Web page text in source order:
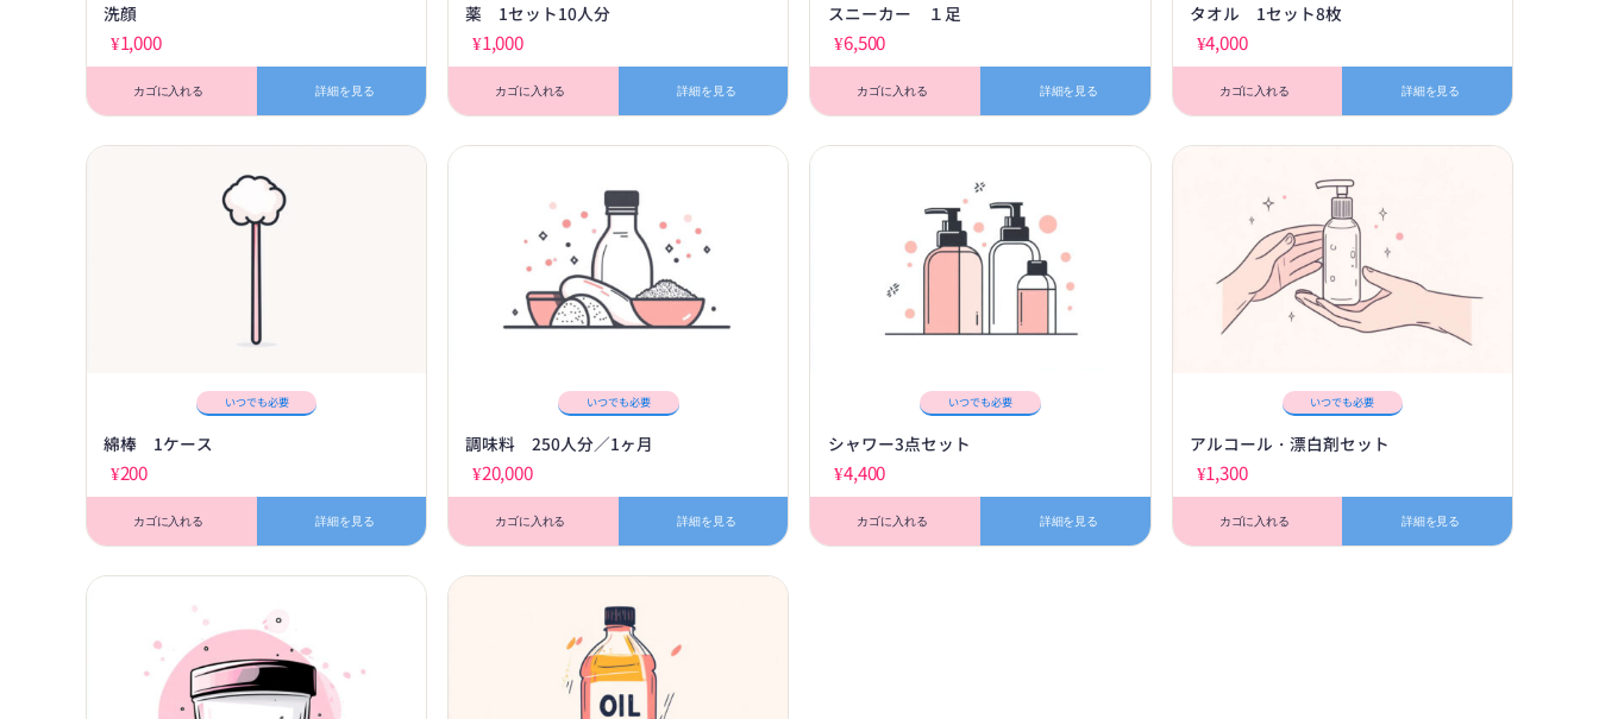
洗顔
¥1,000
カゴに入れる 詳細を見る
薬 1セット10人分
¥1,000
カゴに入れる 詳細を見る
スニーカー １足
¥6,500
カゴに入れる 詳細を見る
タオル 1セット8枚
¥4,000
カゴに入れる 詳細を見る
いつでも必要
綿棒 1ケース
¥200
カゴに入れる 詳細を見る
いつでも必要
調味料 250人分／1ヶ月
¥20,000
カゴに入れる 詳細を見る
いつでも必要
シャワー3点セット
¥4,400
カゴに入れる 詳細を見る
いつでも必要
アルコール・漂白剤セット
¥1,300
カゴに入れる 詳細を見る